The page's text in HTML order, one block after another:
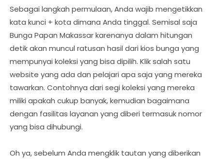
Sebagai langkah permulaan, Anda wajib mengetikkan
kata kunci + kota dimana Anda tinggal. Semisal saja
Bunga Papan Makassar karenanya dalam hitungan
detik akan muncul ratusan hasil dari kios bunga yang
mempunyai koleksi yang bisa dipilih. Klik salah satu
website yang ada dan pelajari apa saja yang mereka
tawarkan. Contohnya dari segi koleksi yang mereka
miliki apakah cukup banyak, kemudian bagaimana
dengan fasilitas layanan yang diberi termasuk nomor
yang bisa dihubungi.
Oh ya, sebelum Anda mengklik tautan yang diberikan